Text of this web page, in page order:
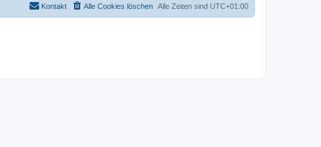
Alle Zeiten sind UTC+01:00
Alle Cookies löschen
Kontakt